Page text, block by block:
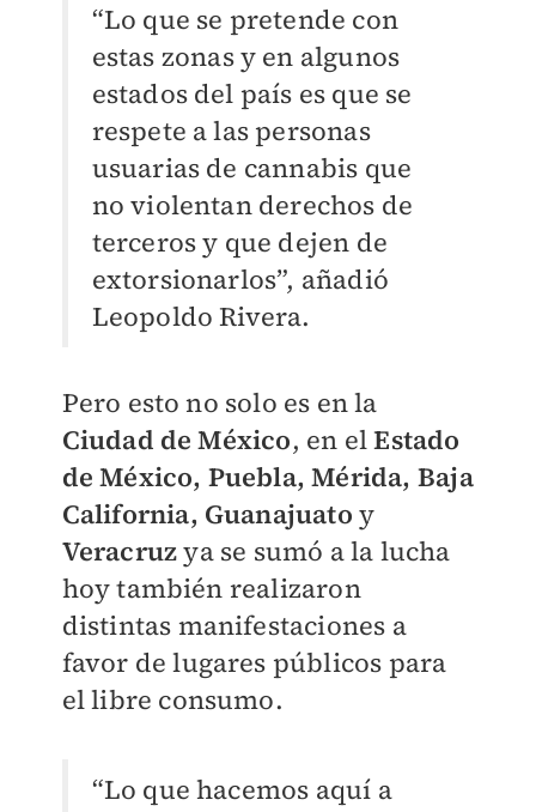
“Lo que se pretende con
estas zonas y en algunos
estados del país es que se
respete a las personas
usuarias de cannabis que
no violentan derechos de
terceros y que dejen de
extorsionarlos”, añadió
Leopoldo Rivera.
Pero esto no solo es en la
Ciudad de México, en elEstado
de México, Puebla, Mérida, Baja
California, Guanajuato y
Veracruzya se sumó a la lucha
hoy también realizaron
distintas manifestaciones a
favor de lugares públicos para
el libre consumo.
“Lo que hacemos aquí a